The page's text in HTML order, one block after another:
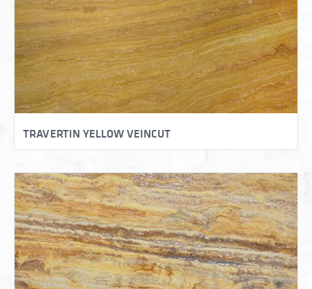
TRAVERTIN YELLOW VEINCUT